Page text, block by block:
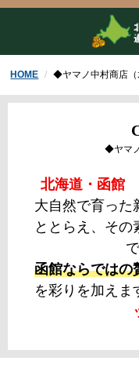
HOME ◆ヤマノ中村商店（
◆ヤマ
北海道・函館
大自然で育った
ととらえ、そ
函館ならではの
を彩りを加えま